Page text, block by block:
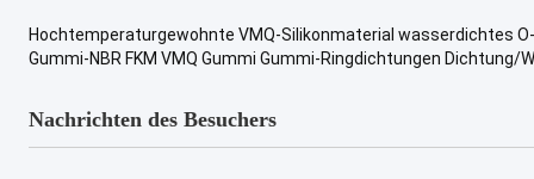
Hochtemperaturgewohnte VMQ-Silikonmaterial wasserdichtes
Gummi-NBR FKM VMQ Gummi Gummi-Ringdichtungen Dichtung/
Nachrichten des Besuchers